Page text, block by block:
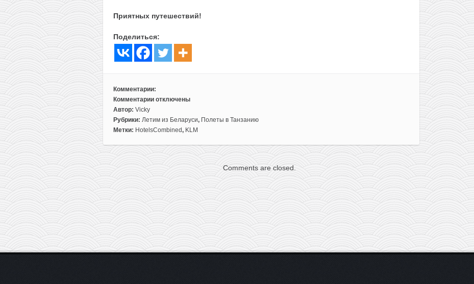
Приятных путешествий!
Поделиться:
Комментарии:
Комментарии
к
записи
Готовое
перелеты
из
Минска
проживание
с
видом
на
отключены
Автор: Vicky
Рубрики: Летим из Беларуси, Полеты в Танзанию
Метки: HotelsCombined, KLM
Comments are closed.